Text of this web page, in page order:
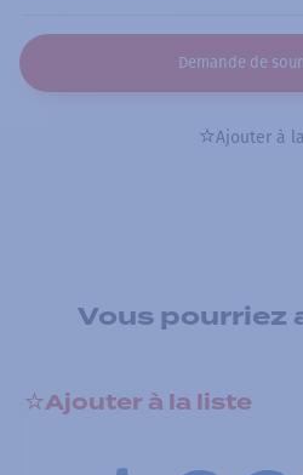
Demande de
Ajouter à
Vous pourriez
Ajouter à la liste